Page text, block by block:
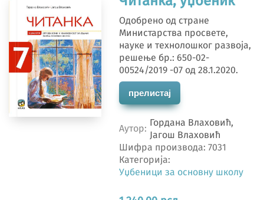
Одобрено од стране
Министарства просвете,
науке и технолошког развоја,
решење бр.: 650-02-
00524/2019 -07 од 28.1.2020.
прелистај
Аутор
Гордана Влаховић,
Јагош Влаховић
Шифра производа: 7031
Категорија:
Уџбеници за основну школу